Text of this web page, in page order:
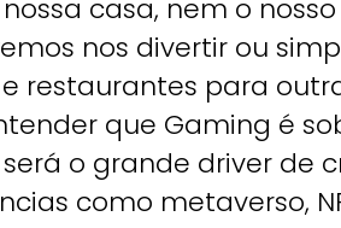
casa, nem o
nos divertir ou
restaurantes para
que Gaming é
o grande driver de
como metaverso,